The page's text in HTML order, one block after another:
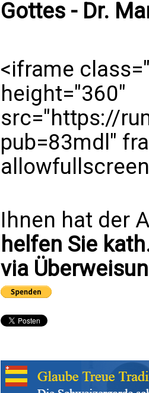
Gottes - Dr.
<iframe
height="360"
src="https://
pub=83mdl"
Ihnen hat der
helfen Sie
via